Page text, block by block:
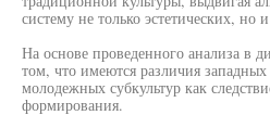
систему не только эстетических, но
На основе проведенного анализа в
том, что имеются различия
молодежных субкультур как
формирования.